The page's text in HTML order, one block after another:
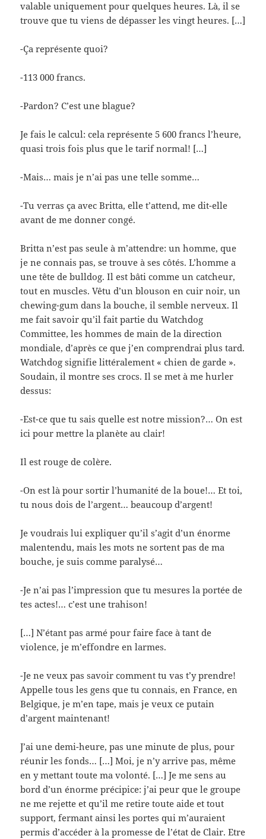
valable uniquement pour quelques heures. Là, il se
trouve que tu viens de dépasser les vingt heures. […]
-Ça représente quoi?
-113 000 francs.
-Pardon? C’est une blague?
Je fais le calcul: cela représente 5 600 francs l’heure,
quasi trois fois plus que le tarif normal! […]
-Mais… mais je n’ai pas une telle somme…
-Tu verras ça avec Britta, elle t’attend, me dit-elle
avant de me donner congé.
Britta n’est pas seule à m’attendre: un homme, que
je ne connais pas, se trouve à ses côtés. L’homme a
une tête de bulldog. Il est bâti comme un catcheur,
tout en muscles. Vêtu d’un blouson en cuir noir, un
chewing-gum dans la bouche, il semble nerveux. Il
me fait savoir qu’il fait partie du Watchdog
Committee, les hommes de main de la direction
mondiale, d’après ce que j’en comprendrai plus tard.
Watchdog signifie littéralement « chien de garde ».
Soudain, il montre ses crocs. Il se met à me hurler
dessus:
-Est-ce que tu sais quelle est notre mission?… On est
ici pour mettre la planète au clair!
Il est rouge de colère.
-On est là pour sortir l’humanité de la boue!… Et toi,
tu nous dois de l’argent… beaucoup d’argent!
Je voudrais lui expliquer qu’il s’agit d’un énorme
malentendu, mais les mots ne sortent pas de ma
bouche, je suis comme paralysé…
-Je n’ai pas l’impression que tu mesures la portée de
tes actes!… c’est une trahison!
[…] N’étant pas armé pour faire face à tant de
violence, je m’effondre en larmes.
-Je ne veux pas savoir comment tu vas t’y prendre!
Appelle tous les gens que tu connais, en France, en
Belgique, je m’en tape, mais je veux ce putain
d’argent maintenant!
J’ai une demi-heure, pas une minute de plus, pour
réunir les fonds… […] Moi, je n’y arrive pas, même
en y mettant toute ma volonté. […] Je me sens au
bord d’un énorme précipice: j’ai peur que le groupe
ne me rejette et qu’il me retire toute aide et tout
support, fermant ainsi les portes qui m’auraient
permis d’accéder à la promesse de l’état de Clair. Etre